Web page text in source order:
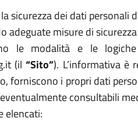
sicurezza dei dati
adeguate misure di
le modalità e le
(il“Sito”). L’informativa è
forniscono i propri dati
consultabili
elencati: